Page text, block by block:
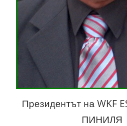
Президентът на WKF
ПИНИЛЯ